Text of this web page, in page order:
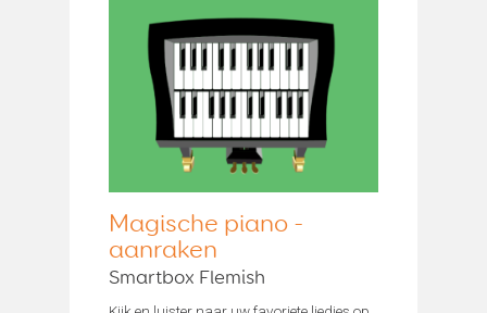
Magische piano -
aanraken
Smartbox Flemish